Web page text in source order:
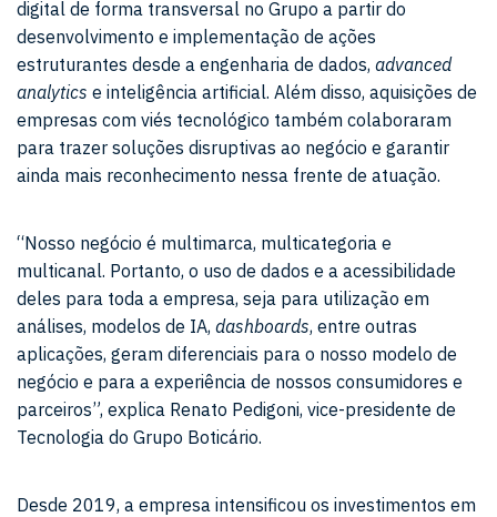
digital de forma transversal no Grupo a partir do
desenvolvimento e implementação de ações
estruturantes desde a engenharia de dados, advanced
analytics e inteligência artificial. Além disso, aquisições de
empresas com viés tecnológico também colaboraram
para trazer soluções disruptivas ao negócio e garantir
ainda mais reconhecimento nessa frente de atuação.
“Nosso negócio é multimarca, multicategoria e
multicanal. Portanto, o uso de dados e a acessibilidade
deles para toda a empresa, seja para utilização em
análises, modelos de IA, dashboards, entre outras
aplicações, geram diferenciais para o nosso modelo de
negócio e para a experiência de nossos consumidores e
parceiros”, explica Renato Pedigoni, vice-presidente de
Tecnologia do Grupo Boticário.
Desde 2019, a empresa intensificou os investimentos em